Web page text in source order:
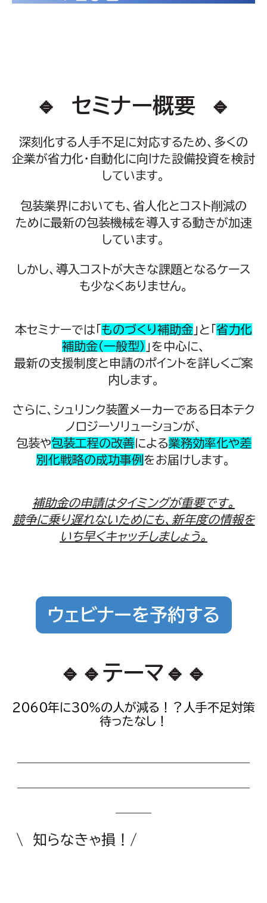
🔹 セミナー概要 🔹
深刻化する人手不足に対応するため、多くの
企業が省力化・自動化に向けた設備投資を検討
しています。
包装業界においても、省人化とコスト削減の
ために最新の包装機械を導入する動きが加速
しています。
しかし、導入コストが大きな課題となるケース
も少なくありません。
本セミナーでは「ものづくり補助金 」と「省力化
補助金（一般型） 」を中心に、
最新の支援制度と申請のポイントを詳しくご案
内します。
さらに、シュリンク装置メーカーである日本テク
ノロジーソリューションが、
包装や包装工程の改善による業務効率化や差
別化戦略の成功事例 をお届けします。
補助金の申請はタイミングが重要です。
競争に乗り遅れないためにも、新年度の情報を
いち早くキャッチしましょう。
ウェビナーを予約する
🔹🔹テーマ🔹🔹
２０６０年に３０％の人が減る！？人手不足対策
待ったなし！
\ 知らなきゃ損！/